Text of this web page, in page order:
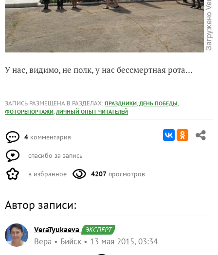
У нас, видимо, не полк, у нас бессмертная рота…
ЗАПИСЬ РАЗМЕЩЕНА В РАЗДЕЛАХ: ПРАЗДНИКИ, ДЕНЬ ПОБЕДЫ,
ФОТОРЕПОРТАЖИ, ЛИЧНЫЙ ОПЫТ ЧИТАТЕЛЕЙ
4 комментария
спасибо за запись
в избранное 4207 просмотров
Автор записи:
VeraTyukaeva ЭКСПЕРТ
Вера Бийск 13 мая 2015, 03:34